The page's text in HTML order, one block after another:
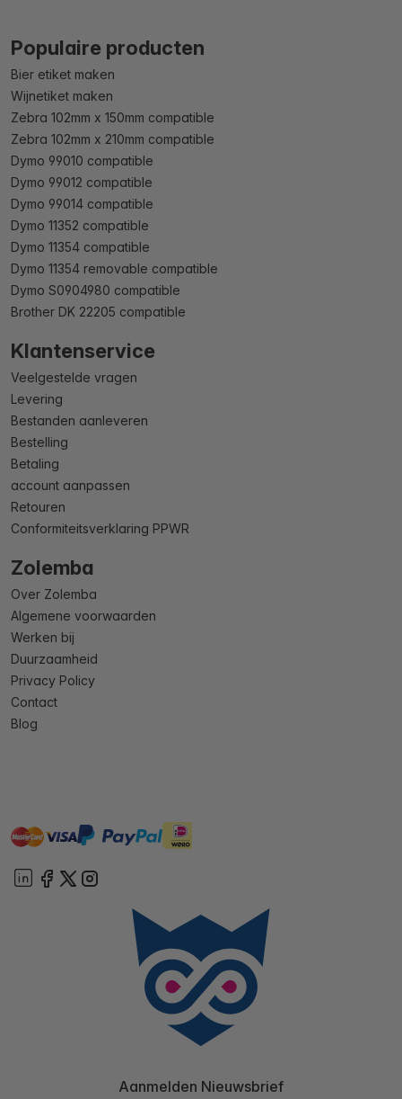
Populaire producten
Bier etiket maken
Wijnetiket maken
Zebra 102mm x 150mm compatible
Zebra 102mm x 210mm compatible
Dymo 99010 compatible
Dymo 99012 compatible
Dymo 99014 compatible
Dymo 11352 compatible
Dymo 11354 compatible
Dymo 11354 removable compatible
Dymo S0904980 compatible
Brother DK 22205 compatible
Klantenservice
Veelgestelde vragen
Levering
Bestanden aanleveren
Bestelling
Betaling
account aanpassen
Retouren
Conformiteitsverklaring PPWR
Zolemba
Over Zolemba
Algemene voorwaarden
Werken bij
Duurzaamheid
Privacy Policy
Contact
Blog
mastervisa paypal ideal
Aanmelden Nieuwsbrief